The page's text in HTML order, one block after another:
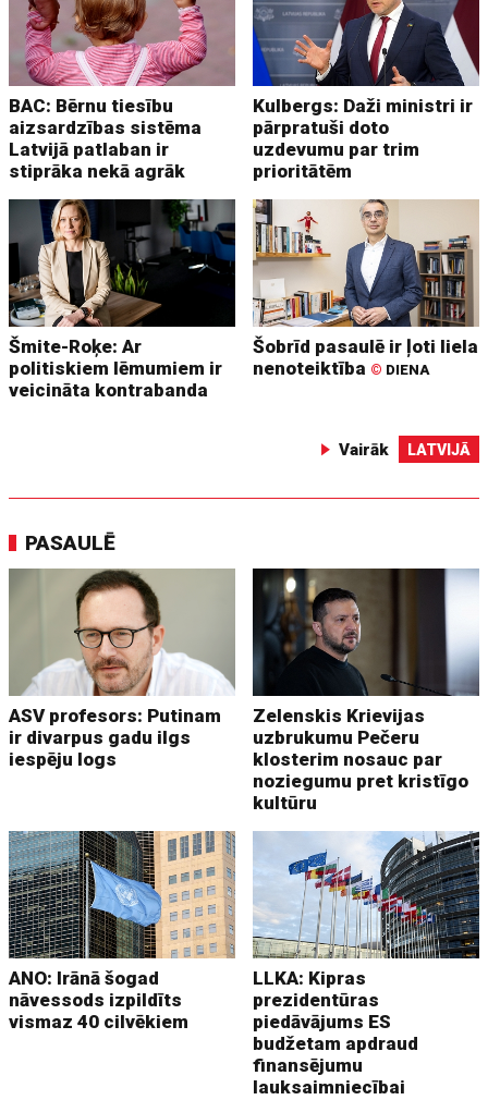
BAC: Bērnu tiesību
aizsardzības sistēma
Latvijā patlaban ir
stiprāka nekā agrāk
Kulbergs: Daži ministri ir
pārpratuši doto
uzdevumu par trim
prioritātēm
Šmite-Roķe: Ar
politiskiem lēmumiem ir
veicināta kontrabanda
Šobrīd pasaulē ir ļoti liela
nenoteiktība © DIENA
Vairāk LATVIJĀ
PASAULĒ
ASV profesors: Putinam
ir divarpus gadu ilgs
iespēju logs
Zelenskis Krievijas
uzbrukumu Pečeru
klosterim nosauc par
noziegumu pret kristīgo
kultūru
ANO: Irānā šogad
nāvessods izpildīts
vismaz 40 cilvēkiem
LLKA: Kipras
prezidentūras
piedāvājums ES
budžetam apdraud
finansējumu
lauksaimniecībai